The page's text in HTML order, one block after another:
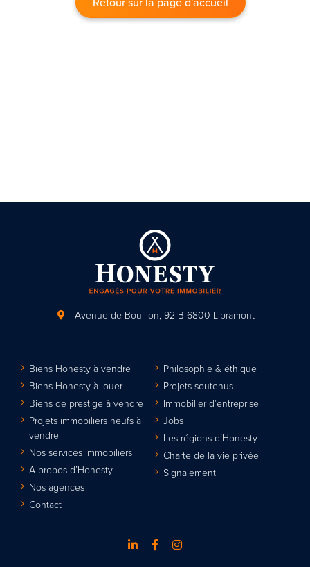
Avenue de Bouillon, 92 B-6800 Libramont
Biens Honesty à vendre
Biens Honesty à louer
Biens de prestige à vendre
Projets immobiliers neufs à
vendre
Nos services immobiliers
A propos d’Honesty
Nos agences
Contact
Philosophie & éthique
Projets soutenus
Immobilier d’entreprise
Jobs
Les régions d’Honesty
Charte de la vie privée
Signalement